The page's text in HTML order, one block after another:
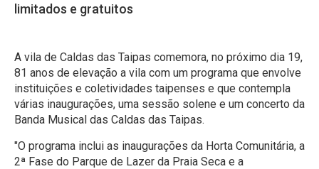
limitados e gratuitos
A vila de Caldas das Taipas comemora, no próximo dia 19,
81 anos de elevação a vila com um programa que envolve
instituições e coletividades taipenses e que contempla
várias inaugurações, uma sessão solene e um concerto da
Banda Musical das Caldas das Taipas.
"O programa inclui as inaugurações da Horta Comunitária, a
2ª Fase do Parque de Lazer da Praia Seca e a